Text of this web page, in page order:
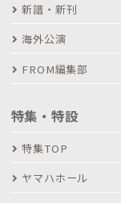
新譜・新刊
海外公演
FROM編集部
特集・特設
特集TOP
ヤマハホール